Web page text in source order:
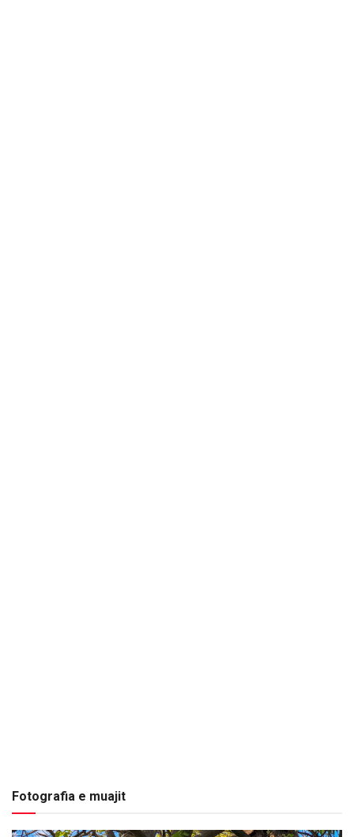
Fotografia e muajit